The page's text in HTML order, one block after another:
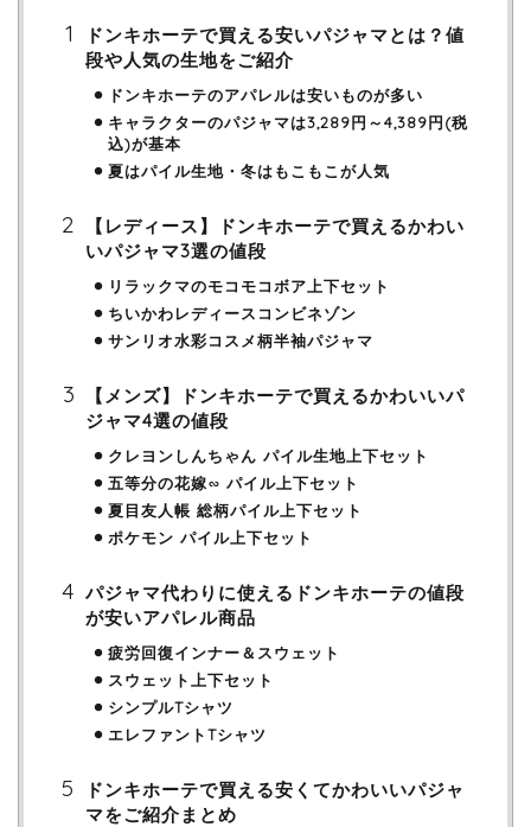
ドンキホーテで買える安いパジャマとは？値
段や人気の生地をご紹介
ドンキホーテのアパレルは安いものが多い
キャラクターのパジャマは3,289円～4,389円(税
込)が基本
夏はパイル生地・冬はもこもこが人気
【レディース】ドンキホーテで買えるかわい
いパジャマ3選の値段
リラックマのモコモコボア上下セット
ちいかわレディースコンビネゾン
サンリオ水彩コスメ柄半袖パジャマ
【メンズ】ドンキホーテで買えるかわいいパ
ジャマ4選の値段
クレヨンしんちゃん パイル生地上下セット
五等分の花嫁∽ パイル上下セット
夏目友人帳 総柄パイル上下セット
ポケモン パイル上下セット
パジャマ代わりに使えるドンキホーテの値段
が安いアパレル商品
疲労回復インナー＆スウェット
スウェット上下セット
シンプルTシャツ
エレファントTシャツ
ドンキホーテで買える安くてかわいいパジャ
マをご紹介まとめ